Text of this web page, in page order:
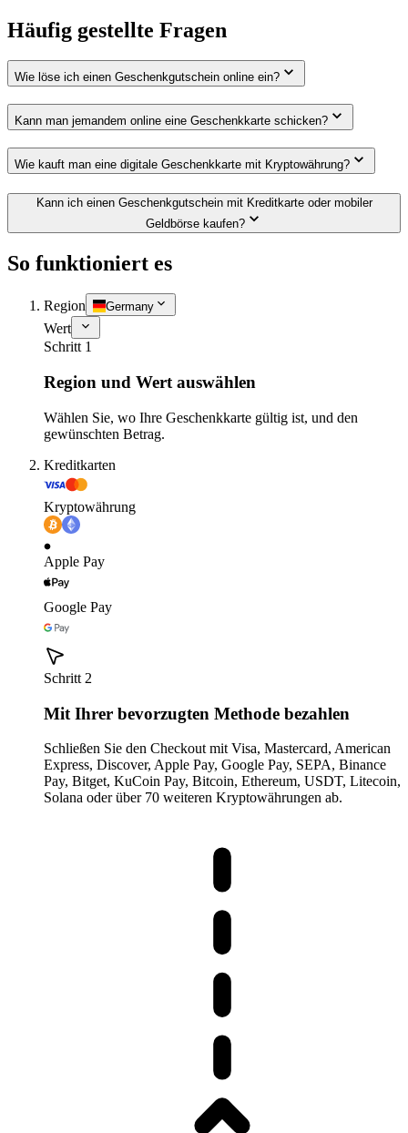
Häufig gestellte Fragen
Wie löse ich einen Geschenkgutschein online ein?
Kann man jemandem online eine Geschenkkarte schicken?
Wie kauft man eine digitale Geschenkkarte mit Kryptowährung?
Kann ich einen Geschenkgutschein mit Kreditkarte oder mobiler
Geldbörse kaufen?
So funktioniert es
Region Germany
Wert
Schritt 1
Region und Wert auswählen
Wählen Sie, wo Ihre Geschenkkarte gültig ist, und den
gewünschten Betrag.
Kreditkarten
Kryptowährung
Apple Pay
Google Pay
Schritt 2
Mit Ihrer bevorzugten Methode bezahlen
Schließen Sie den Checkout mit Visa, Mastercard, American
Express, Discover, Apple Pay, Google Pay, SEPA, Binance
Pay, Bitget, KuCoin Pay, Bitcoin, Ethereum, USDT, Litecoin,
Solana oder über 70 weiteren Kryptowährungen ab.